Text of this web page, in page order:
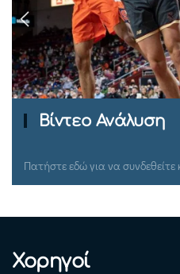
Ομιλίες
Πατήστε εδώ για να
Χορηγοί